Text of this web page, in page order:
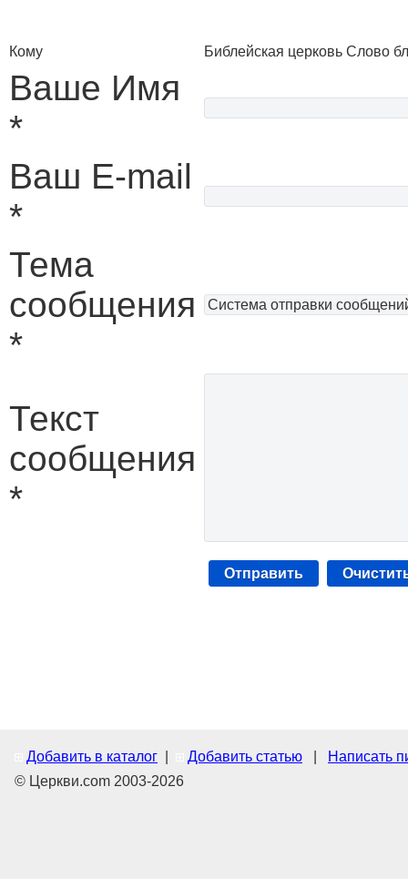
Кому Библейская церковь Слово
Ваше Имя
*
Ваш E-mail
*
Тема
сообщения
*
Текст
сообщения
*
Добавить в каталог Добавить статью
Написать
© Церкви.com 2003-2026